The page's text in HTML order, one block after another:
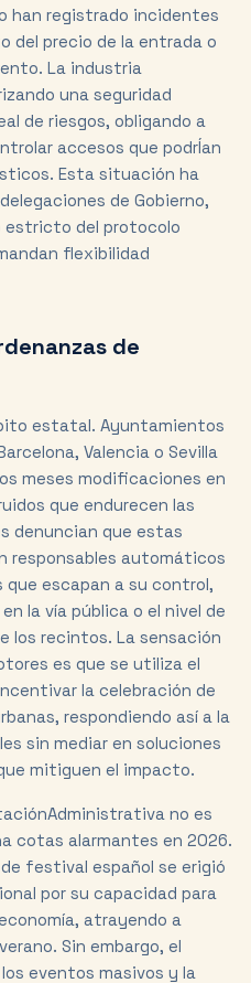
han registrado incidentes
del precio de la entrada o
La industria
una seguridad
de riesgos, obligando a
accesos que podrÍan
Esta situación ha
de Gobierno,
estricto del protocolo
flexibilidad
de
estatal. Ayuntamientos
Valencia o Sevilla
meses modificaciones en
que endurecen las
denuncian que estas
responsables automáticos
escapan a su control,
la vía pública o el nivel de
los recintos. La sensación
es que se utiliza el
la celebración de
respondiendo así a la
sin mediar en soluciones
mitiguen el impacto.
no es
cotas alarmantes en 2026.
festival español se erigió
por su capacidad para
atrayendo a
Sin embargo, el
eventos masivos y la